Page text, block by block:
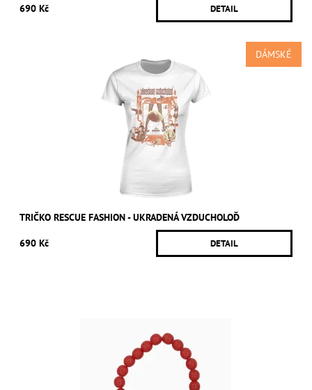
690 Kč DETAIL
DÁMSKÉ
TRIČKO RESCUE FASHION - UKRADENÁ VZDUCHOLOĎ
690 Kč DETAIL